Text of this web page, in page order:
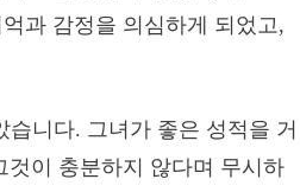
과 감정을 의심하게 되었고,
니다. 그녀가 좋은 성적을 거
이 충분하지 않다며 무시하